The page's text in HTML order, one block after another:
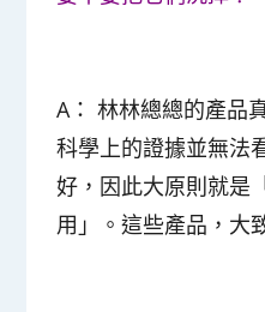
A： 林林總總的產品
科學上的證據並無法
好，因此大原則就是
用」。這些產品，大